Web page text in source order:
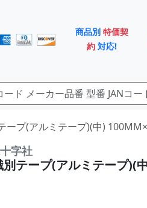
商品別 特価契
約 対応!
ープ(アルミテープ)(中)
字社
別テープ(アルミテープ)(